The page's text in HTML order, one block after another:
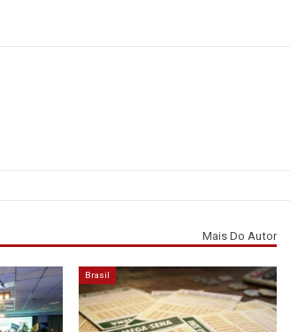
Mais Do Autor
Brasil